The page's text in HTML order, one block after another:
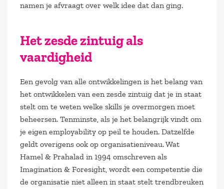
namen je afvraagt over welk idee dat dan ging.
Het zesde zintuig als
vaardigheid
Een gevolg van alle ontwikkelingen is het belang van
het ontwikkelen van een zesde zintuig dat je in staat
stelt om te weten welke skills je overmorgen moet
beheersen. Tenminste, als je het belangrijk vindt om
je eigen employability op peil te houden. Datzelfde
geldt overigens ook op organisatieniveau. Wat
Hamel & Prahalad in 1994 omschreven als
Imagination & Foresight, wordt een competentie die
de organisatie niet alleen in staat stelt trendbreuken